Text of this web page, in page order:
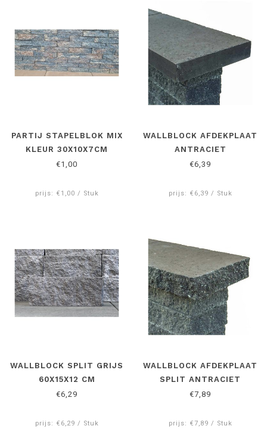
PARTIJ STAPELBLOK MIX
KLEUR 30X10X7CM
€1,00
prijs: €1,00 / Stuk
WALLBLOCK AFDEKPLAAT
ANTRACIET
€6,39
prijs: €6,39 / Stuk
WALLBLOCK SPLIT GRIJS
60X15X12 CM
€6,29
prijs: €6,29 / Stuk
WALLBLOCK AFDEKPLAAT
SPLIT ANTRACIET
€7,89
prijs: €7,89 / Stuk